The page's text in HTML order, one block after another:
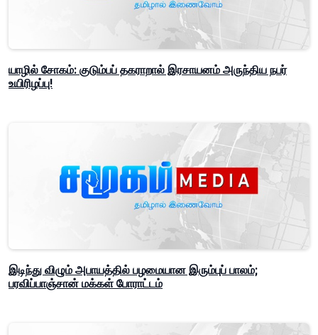
யாழில் சோகம்: குடும்பப் தகராறால் இரசாயனம் அருந்திய நபர்
உயிரிழப்பு!
இடிந்து விழும் அபாயத்தில் பழமையான இரும்புப் பாலம்;
பரவிப்பாஞ்சான் மக்கள் போராட்டம்